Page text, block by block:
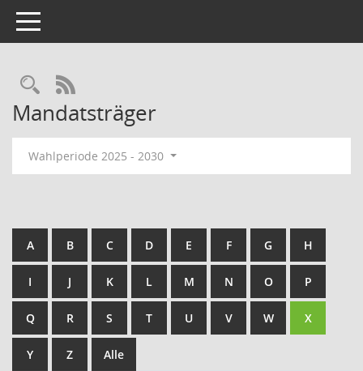
Toggle navigation
Rechercheauswahl
RSS-Feed
Mandatsträger
Wahlperiode 2025 - 2030
A B C D E F G H
I J K L M N O P
Q R S T U V W X
Y Z Alle